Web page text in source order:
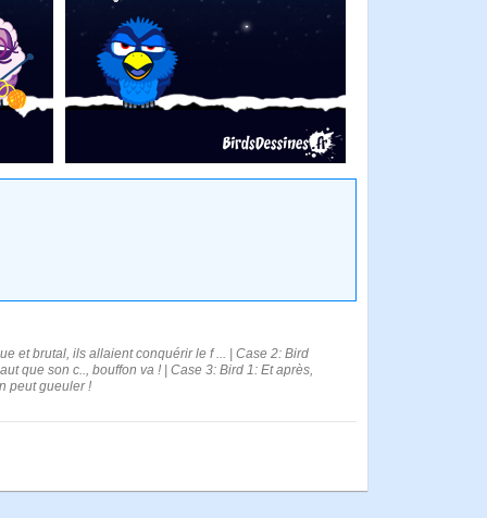
et brutal, ils allaient conquérir le f ... | Case 2: Bird
que son c.., bouffon va ! | Case 3: Bird 1: Et après,
peut gueuler !